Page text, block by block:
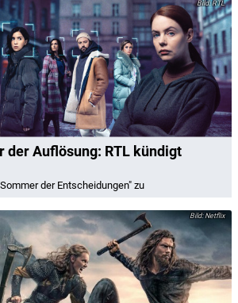
RTL
der Auflösung: RTL kündigt
der Entscheidungen" zu
Netflix